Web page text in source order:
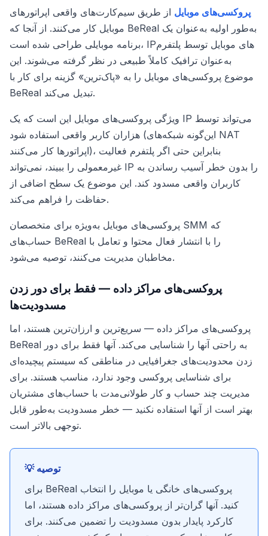
پروکسی‌های موبایل از طریق سیم‌کارت‌های واقعی اپراتورهای
موبایل کار می‌کنند. از آنجا که BeReal به‌طور اولیه به‌عنوان یک
برنامه موبایلی طراحی شده است، IP‌های موبایل توسط پلتفرم
به‌عنوان ترافیک کاملاً طبیعی در نظر گرفته می‌شوند. این
موضوع پروکسی‌های موبایل را به «پاک‌ترین» گزینه برای کار با
BeReal تبدیل می‌کند.
ویژگی پروکسی‌های موبایل این است که یک IP می‌تواند توسط
هزاران کاربر واقعی استفاده شود (این‌گونه شبکه‌های NAT
اپراتورها کار می‌کنند)، بنابراین حتی اگر پلتفرم فعالیت
غیرمعمولی را ببیند، نمی‌تواند IP را بدون خطر آسیب رساندن به
کاربران واقعی مسدود کند. این موضوع یک سطح اضافی از
حفاظت را فراهم می‌کند.
پروکسی‌های موبایل به‌ویژه برای متخصصان SMM که
حساب‌های BeReal را با انتشار فعال محتوا و تعامل با
مخاطبان مدیریت می‌کنند، توصیه می‌شود.
پروکسی‌های مراکز داده — فقط برای دور زدن
مسدودیت‌ها
پروکسی‌های مراکز داده — سریع‌ترین و ارزان‌ترین هستند، اما
BeReal به راحتی آنها را شناسایی می‌کند. آنها فقط برای دور
زدن محدودیت‌های جغرافیایی در مناطقی که سیستم پیچیده‌ای
برای شناسایی پروکسی وجود ندارد، مناسب هستند. برای
مدیریت چند حساب و کار طولانی‌مدت با حساب‌های مشتریان
بهتر است از آنها استفاده نکنید — خطر مسدودیت به‌طور قابل
توجهی بالاتر است.
💡 توصیه
برای BeReal پروکسی‌های خانگی یا موبایل را انتخاب
کنید. آنها گران‌تر از پروکسی‌های مراکز داده هستند، اما
کارکرد پایدار بدون مسدودیت را تضمین می‌کنند. برای